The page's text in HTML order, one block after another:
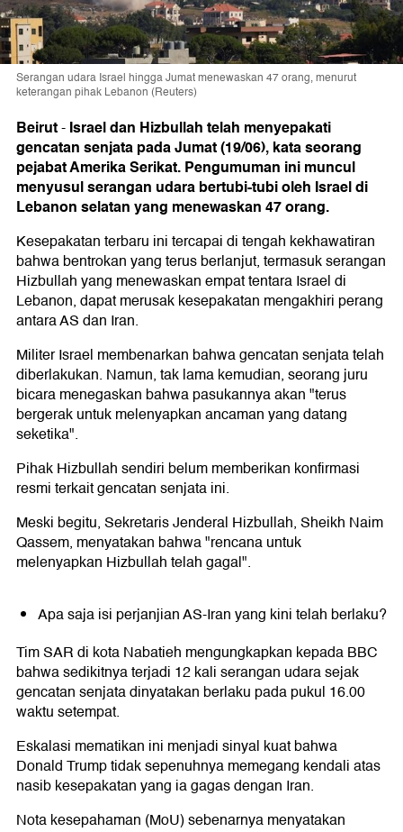
Serangan udara Israel hingga Jumat menewaskan 47 orang, menurut
keterangan pihak Lebanon (Reuters)
Beirut-Israel dan Hizbullah telah menyepakati
gencatan senjata pada Jumat (19/06), kata seorang
pejabat Amerika Serikat. Pengumuman ini muncul
menyusul serangan udara bertubi-tubi oleh Israel di
Lebanon selatan yang menewaskan 47 orang.
Kesepakatan terbaru ini tercapai di tengah kekhawatiran
bahwa bentrokan yang terus berlanjut, termasuk serangan
Hizbullah yang menewaskan empat tentara Israel di
Lebanon, dapat merusak kesepakatan mengakhiri perang
antara AS dan Iran.
Militer Israel membenarkan bahwa gencatan senjata telah
diberlakukan. Namun, tak lama kemudian, seorang juru
bicara menegaskan bahwa pasukannya akan "terus
bergerak untuk melenyapkan ancaman yang datang
seketika".
Pihak Hizbullah sendiri belum memberikan konfirmasi
resmi terkait gencatan senjata ini.
Meski begitu, Sekretaris Jenderal Hizbullah, Sheikh Naim
Qassem, menyatakan bahwa "rencana untuk
melenyapkan Hizbullah telah gagal".
Apa saja isi perjanjian AS-Iran yang kini telah berlaku?
Tim SAR di kota Nabatieh mengungkapkan kepada BBC
bahwa sedikitnya terjadi 12 kali serangan udara sejak
gencatan senjata dinyatakan berlaku pada pukul 16.00
waktu setempat.
Eskalasi mematikan ini menjadi sinyal kuat bahwa
Donald Trump tidak sepenuhnya memegang kendali atas
nasib kesepakatan yang ia gagas dengan Iran.
Nota kesepahaman (MoU) sebenarnya menyatakan